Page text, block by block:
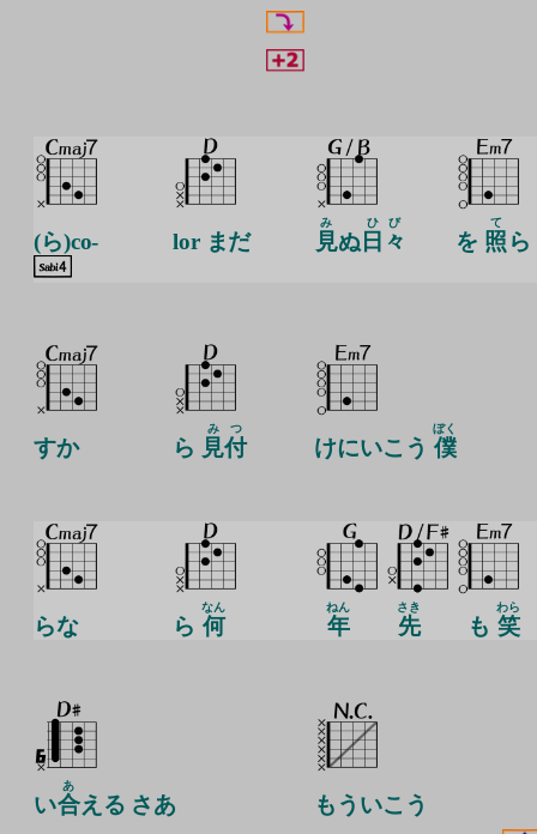
(ら)co- lor まだ 見
み
ぬ 日々
ひび
を 照
て
ら
すか ら 見
み
付
つ
けにいこう 僕
ぼく
らな ら 何
なん
年
ねん
先
さき
も 笑
わら
い合
あ
える さあ もういこう